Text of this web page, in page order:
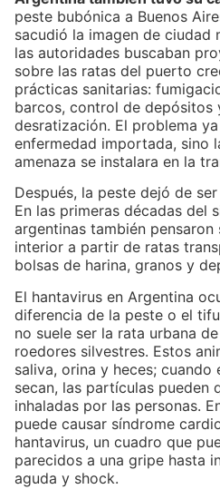
peste bubónica a Buenos
sacudió la imagen de ciudad
las autoridades buscaban
sobre las ratas del puerto
prácticas sanitarias:
barcos, control de depósitos
desratización. El problema
enfermedad importada, sino
amenaza se instalara en la
Después, la peste dejó de
En las primeras décadas del
argentinas también pensaron
interior a partir de ratas
bolsas de harina, granos y
El hantavirus en Argentina
diferencia de la peste o el
no suele ser la rata urbana
roedores silvestres. Estos
saliva, orina y heces; cuando
secan, las partículas pueden
inhaladas por las personas.
puede causar síndrome
hantavirus, un cuadro que
parecidos a una gripe hasta
aguda y shock.